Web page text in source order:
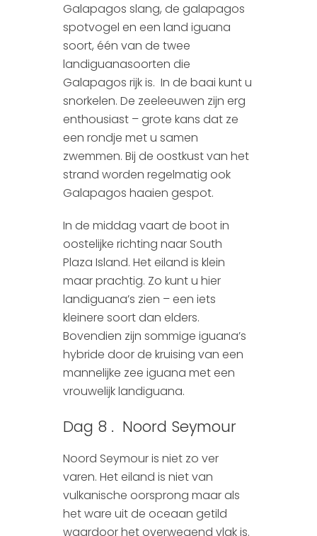
Galapagos slang, de galapagos
spotvogel en een land iguana
soort, één van de twee
landiguanasoorten die
Galapagos rijk is. In de baai kunt u
snorkelen. De zeeleeuwen zijn erg
enthousiast – grote kans dat ze
een rondje met u samen
zwemmen. Bij de oostkust van het
strand worden regelmatig ook
Galapagos haaien gespot.
In de middag vaart de boot in
oostelijke richting naar South
Plaza Island. Het eiland is klein
maar prachtig. Zo kunt u hier
landiguana’s zien – een iets
kleinere soort dan elders.
Bovendien zijn sommige iguana’s
hybride door de kruising van een
mannelijke zee iguana met een
vrouwelijk landiguana.
Dag 8 . Noord Seymour
Noord Seymour is niet zo ver
varen. Het eiland is niet van
vulkanische oorsprong maar als
het ware uit de oceaan getild
waardoor het overwegend vlak is.